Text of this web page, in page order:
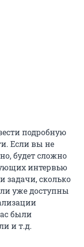
подробную
Если вы не
будет сложно
интервью
задачи, сколько
уже доступны
были
и т.д.